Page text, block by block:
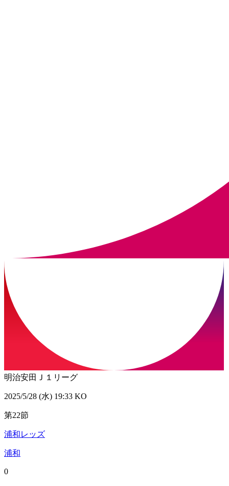
明治安田Ｊ１リーグ
2025/5/28 (水) 19:33 KO
第22節
浦和レッズ
浦和
0